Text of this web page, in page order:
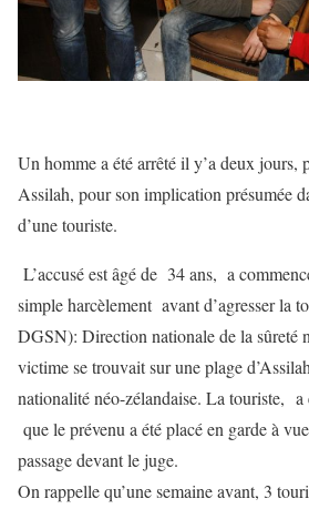
Un homme a été arrêté il y’a deux jours,
Assilah, pour son implication présumée
d’une touriste.
L’accusé est âgé de 34 ans, a
simple harcèlement avant d’agresser la
DGSN): Direction nationale de la sûreté
victime se trouvait sur une plage
nationalité néo-zélandaise. La touriste, a
que le prévenu a été placé en garde à
passage devant le juge.
On rappelle qu’une semaine avant, 3